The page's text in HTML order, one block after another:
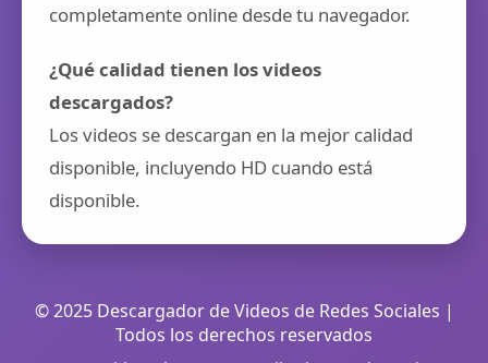
completamente online desde tu navegador.
¿Qué calidad tienen los videos
descargados?
Los videos se descargan en la mejor calidad
disponible, incluyendo HD cuando está
disponible.
© 2025 Descargador de Videos de Redes Sociales |
Todos los derechos reservados